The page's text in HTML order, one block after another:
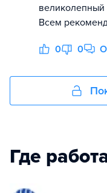
великолепный
Всем
0 0
Где